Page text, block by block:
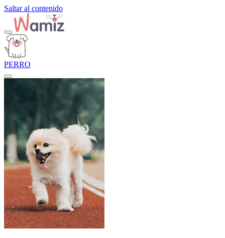
Saltar al contenido
PERRO